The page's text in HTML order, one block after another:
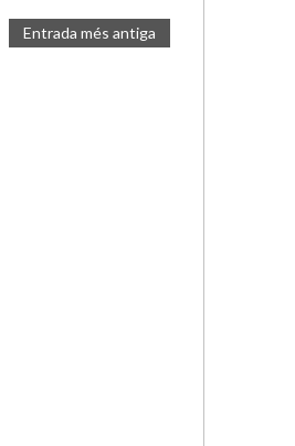
Entrada més antiga